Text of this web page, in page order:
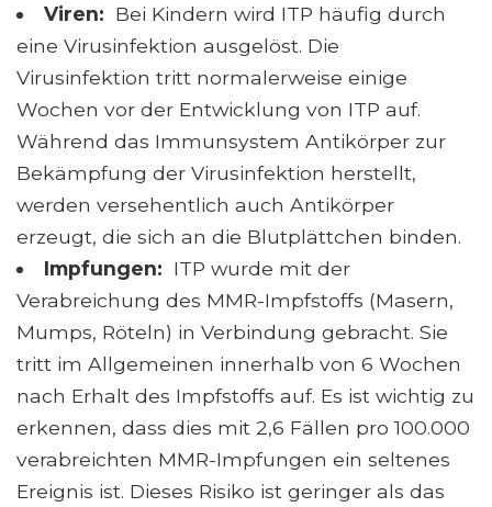
Viren: Bei Kindern wird ITP häufig durch
eine Virusinfektion ausgelöst. Die
Virusinfektion tritt normalerweise einige
Wochen vor der Entwicklung von ITP auf.
Während das Immunsystem Antikörper zur
Bekämpfung der Virusinfektion herstellt,
werden versehentlich auch Antikörper
erzeugt, die sich an die Blutplättchen binden.
Impfungen: ITP wurde mit der
Verabreichung des MMR-Impfstoffs (Masern,
Mumps, Röteln) in Verbindung gebracht. Sie
tritt im Allgemeinen innerhalb von 6 Wochen
nach Erhalt des Impfstoffs auf. Es ist wichtig zu
erkennen, dass dies mit 2,6 Fällen pro 100.000
verabreichten MMR-Impfungen ein seltenes
Ereignis ist. Dieses Risiko ist geringer als das